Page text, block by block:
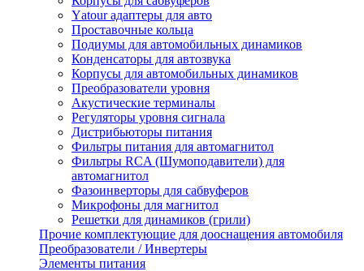
Yаtour адаптеры для авто
Проставочные кольца
Подиумы для автомобильных динамиков
Конденсаторы для автозвука
Корпусы для автомобильных динамиков
Преобразователи уровня
Акустические терминалы
Регуляторы уровня сигнала
Дистрибьюторы питания
Фильтры питания для автомагнитол
Фильтры RCA (Шумоподавители) для
автомагнитол
Фазоинверторы для сабвуферов
Микрофоны для магнитол
Решетки для динамиков (грили)
Прочие комплектующие для дооснащения автомобиля
Преобразователи / Инвертеры
Элементы питания